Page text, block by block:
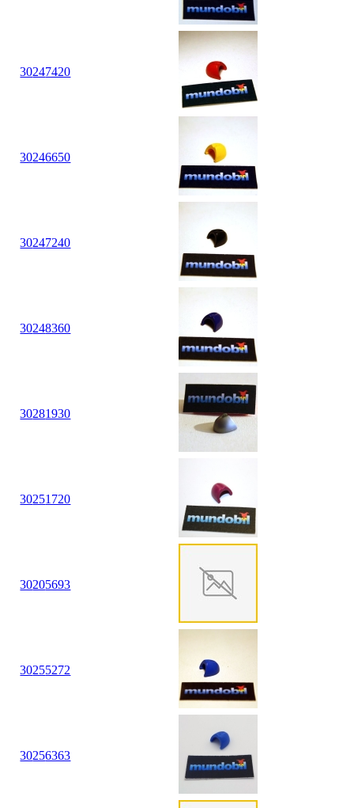
30247420
30246650
30247240
30248360
30281930
30251720
30205693
30255272
30256363